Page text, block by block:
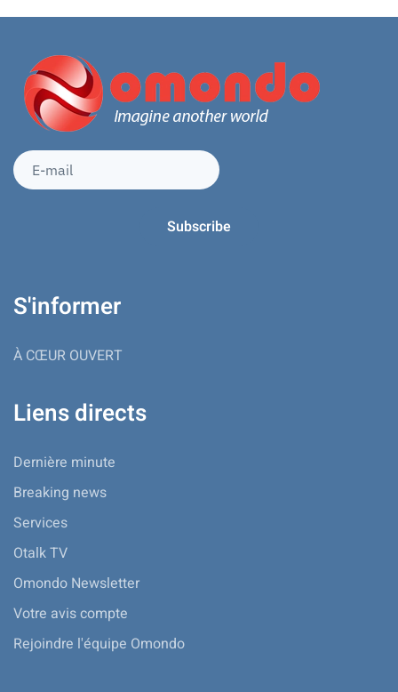
S'informer
À CŒUR OUVERT
Liens directs
Dernière minute
Breaking news
Services
Otalk TV
Omondo Newsletter
Votre avis compte
Rejoindre l'équipe Omondo